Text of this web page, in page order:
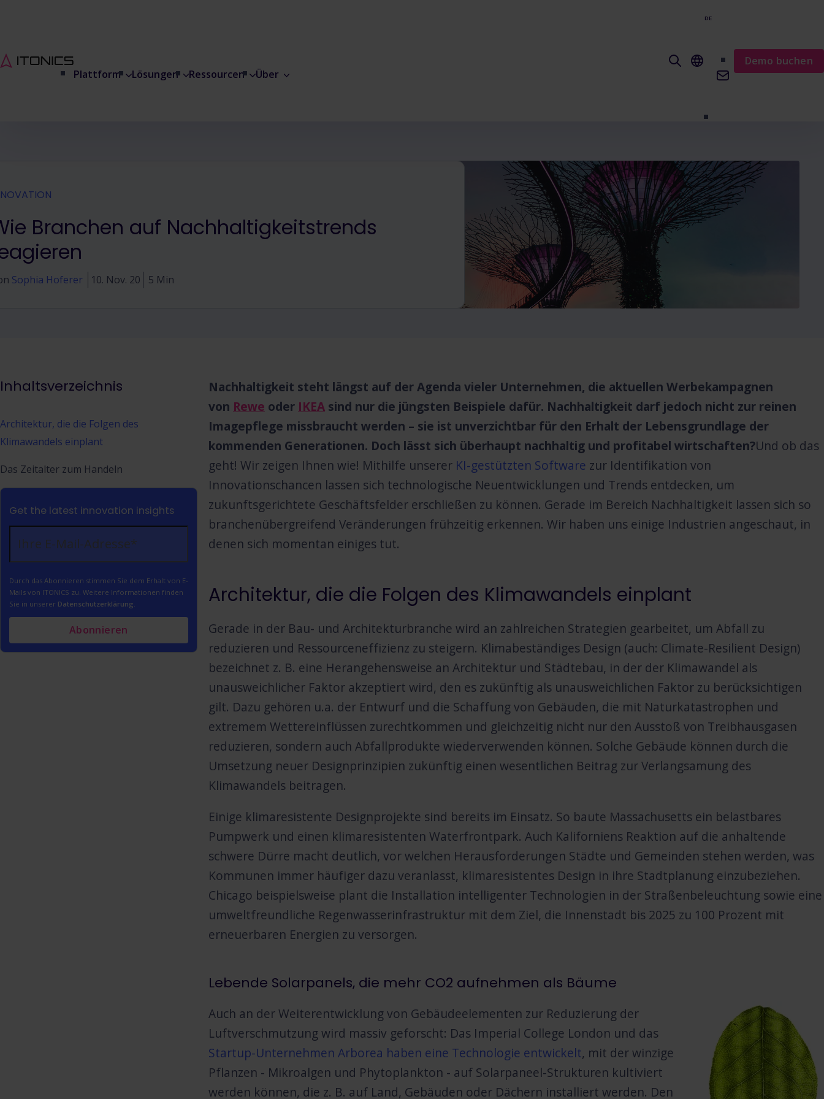
Plattform Lösungen Ressourcen Über
DE
Demo buchen
Branchen auf Nachhaltigkeitstrends
Sophia Hoferer 10. Nov. 20 5 Min
Inhaltsverzeichnis
Architektur, die die Folgen des
Klimawandels einplant
Das Zeitalter zum Handeln
Get the latest innovation insights
Durch das Abonnieren stimmen Sie dem Erhalt von E-
Mails von ITONICS zu. Weitere Informationen finden
Sie in unserer Datenschutzerklärung.
Nachhaltigkeit steht längst auf der Agenda vieler Unternehmen, die aktuellen Werbekampagnen
von Rewe oder IKEA sind nur die jüngsten Beispiele dafür. Nachhaltigkeit darf jedoch nicht zur reinen
Imagepflege missbraucht werden – sie ist unverzichtbar für den Erhalt der Lebensgrundlage der
kommenden Generationen. Doch lässt sich überhaupt nachhaltig und profitabel wirtschaften?Und ob das
geht! Wir zeigen Ihnen wie! Mithilfe unserer KI-gestützten Software zur Identifikation von
Innovationschancen lassen sich technologische Neuentwicklungen und Trends entdecken, um
zukunftsgerichtete Geschäftsfelder erschließen zu können. Gerade im Bereich Nachhaltigkeit lassen sich so
branchenübergreifend Veränderungen frühzeitig erkennen. Wir haben uns einige Industrien angeschaut, in
denen sich momentan einiges tut.
Architektur, die die Folgen des Klimawandels einplant
Gerade in der Bau- und Architekturbranche wird an zahlreichen Strategien gearbeitet, um Abfall zu
reduzieren und Ressourceneffizienz zu steigern. Klimabeständiges Design (auch: Climate-Resilient Design)
bezeichnet z. B. eine Herangehensweise an Architektur und Städtebau, in der der Klimawandel als
unausweichlicher Faktor akzeptiert wird, den es zukünftig als unausweichlichen Faktor zu berücksichtigen
gilt. Dazu gehören u.a. der Entwurf und die Schaffung von Gebäuden, die mit Naturkatastrophen und
extremem Wettereinflüssen zurechtkommen und gleichzeitig nicht nur den Ausstoß von Treibhausgasen
reduzieren, sondern auch Abfallprodukte wiederverwenden können. Solche Gebäude können durch die
Umsetzung neuer Designprinzipien zukünftig einen wesentlichen Beitrag zur Verlangsamung des
Klimawandels beitragen.
Einige klimaresistente Designprojekte sind bereits im Einsatz. So baute Massachusetts ein belastbares
Pumpwerk und einen klimaresistenten Waterfrontpark. Auch Kaliforniens Reaktion auf die anhaltende
schwere Dürre macht deutlich, vor welchen Herausforderungen Städte und Gemeinden stehen werden, was
Kommunen immer häufiger dazu veranlasst, klimaresistentes Design in ihre Stadtplanung einzubeziehen.
Chicago beispielsweise plant die Installation intelligenter Technologien in der Straßenbeleuchtung sowie eine
umweltfreundliche Regenwasserinfrastruktur mit dem Ziel, die Innenstadt bis 2025 zu 100 Prozent mit
erneuerbaren Energien zu versorgen.
Lebende Solarpanels, die mehr CO2 aufnehmen als Bäume
Auch an der Weiterentwicklung von Gebäudeelementen zur Reduzierung der
Luftverschmutzung wird massiv geforscht: Das Imperial College London und das
Startup-Unternehmen Arborea haben eine Technologie entwickelt, mit der winzige
Pflanzen - Mikroalgen und Phytoplankton - auf Solarpaneel-Strukturen kultiviert
werden können, die z. B. auf Land, Gebäuden oder Dächern installiert werden. Den